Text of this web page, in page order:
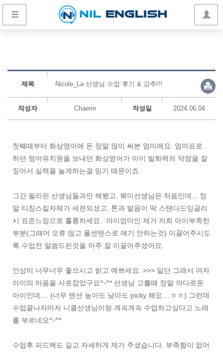
제목 Nicole_La 선생님 수업 후기 & 강추!!!
작성자 Chaerin 작성일 2024.06.04
첫째때부터 화상영어에 돈 정말 많이 써본 엄마에요. 엄마표로
하던 영어유치원을 보내던 화상영어가 아이 발화력의 약점을 잘
짚어서 실력을 늘게하는걸 믿기 때문이죠.
그간 필리핀 선생님들과만 해봤고, 북미선생님은 처음인데... 정
말 티칭스킬자체가 세련되셨고, 톤과 발음이 딱 스탠다드잉글리
시 표준느낌으로 훌륭하세요. 아이엄마인 제가 저희 아이부족한
부분(그래머 오류 많고 풀센텐스로 얘기 안하는것) 이끌어주시도
록 수업전 말씀드린것을 아주 잘 이끌어주셨어요.
인상이 너무너무 좋으시고 밝고 예쁘세요. >>> 일단 그래서 여자
아이의 마음을 사로잡았구요^-^* 선생님 고를때 정말 까다로운
아이인데.... (너무 텐션 높아도 낮아도 picky 해요....ㅎㅎ) 그런데
수업끝나자마자 니콜선생님이랑 계속계속 수업하고싶다고 노래
를 부르네요^-^*
수업후 피드백도 길고 자세하게 제가 주셨습니다. 부족함이 없어